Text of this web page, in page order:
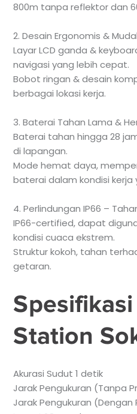
800m tanpa reflektor dan
2. Desain Ergonomis &
Layar LCD ganda &
navigasi yang lebih cepat.
Bobot ringan & desain
berbagai lokasi kerja.
3. Baterai Tahan Lama &
Baterai tahan hingga 28
di lapangan.
Mode hemat daya,
baterai dalam kondisi kerja
4. Perlindungan IP66 –
IP66-certified, dapat
kondisi cuaca ekstrem.
Struktur kokoh, tahan
getaran.
Station
Akurasi Sudut 1 detik
Jarak Pengukuran (Tanpa
Jarak Pengukuran (Dengan